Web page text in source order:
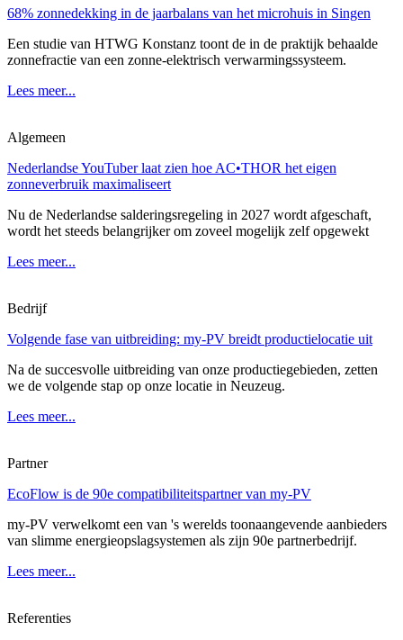
68% zonnedekking in de jaarbalans van het microhuis in Singen
Een studie van HTWG Konstanz toont de in de praktijk behaalde
zonnefractie van een zonne-elektrisch verwarmingssysteem.
Lees meer...
Algemeen
Nederlandse YouTuber laat zien hoe AC•THOR het eigen
zonneverbruik maximaliseert
Nu de Nederlandse salderingsregeling in 2027 wordt afgeschaft,
wordt het steeds belangrijker om zoveel mogelijk zelf opgewekt
Lees meer...
Bedrijf
Volgende fase van uitbreiding: my-PV breidt productielocatie uit
Na de succesvolle uitbreiding van onze productiegebieden, zetten
we de volgende stap op onze locatie in Neuzeug.
Lees meer...
Partner
EcoFlow is de 90e compatibiliteitspartner van my-PV
my-PV verwelkomt een van 's werelds toonaangevende aanbieders
van slimme energieopslagsystemen als zijn 90e partnerbedrijf.
Lees meer...
Referenties